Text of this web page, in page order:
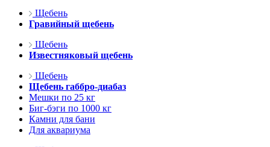
Щебень
Гравийный щебень
Щебень
Известняковый щебень
Щебень
Щебень габбро-диабаз
Мешки по 25 кг
Биг-бэги по 1000 кг
Камни для бани
Для аквариума